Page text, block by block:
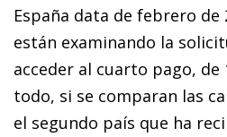
España data de febrero de
están examinando la
acceder al cuarto pago, de
todo, si se comparan las
el segundo país que ha